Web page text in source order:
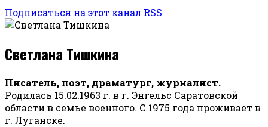
Подписаться на этот канал RSS
Светлана Тишкина
Писатель, поэт, драматург, журналист.
Родилась 15.02.1963 г. в г. Энгельс Саратовской
области в семье военного. С 1975 года проживает в
г. Луганске.